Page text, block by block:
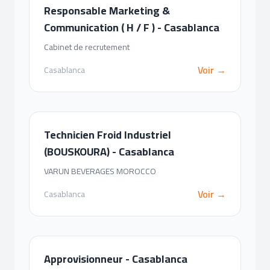
Responsable Marketing &
Communication ( H / F ) - Casablanca
Cabinet de recrutement
Casablanca
Voir →
Technicien Froid Industriel
(BOUSKOURA) - Casablanca
VARUN BEVERAGES MOROCCO
Casablanca
Voir →
Approvisionneur - Casablanca